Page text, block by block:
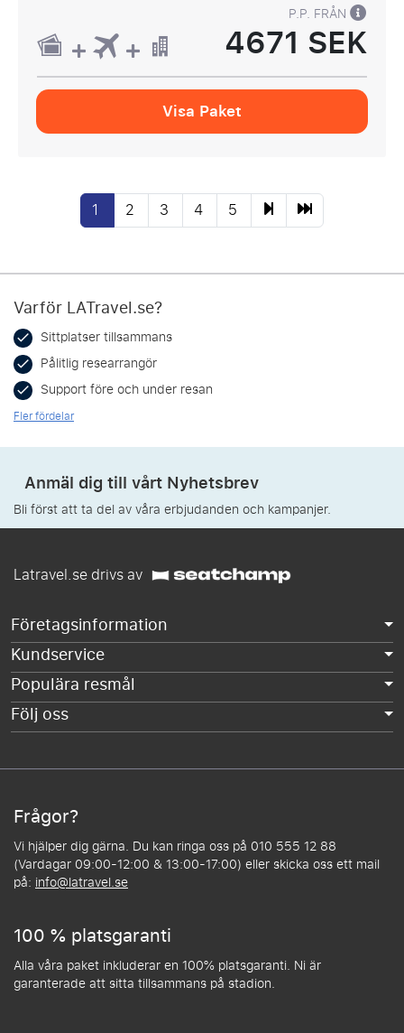
P.P. FRÅN
4671 SEK
Visa Paket
1 2 3 4 5
Varför LATravel.se?
Sittplatser tillsammans
Pålitlig researrangör
Support före och under resan
Fler fördelar
Anmäl dig till vårt Nyhetsbrev
Bli först att ta del av våra erbjudanden och kampanjer.
Latravel.se drivs av
Företagsinformation
Kundservice
Populära resmål
Följ oss
Frågor?
Vi hjälper dig gärna. Du kan ringa oss på 010 555 12 88
(Vardagar 09:00-12:00 & 13:00-17:00) eller skicka oss ett mail
på: info@latravel.se
100 % platsgaranti
Alla våra paket inkluderar en 100% platsgaranti. Ni är
garanterade att sitta tillsammans på stadion.